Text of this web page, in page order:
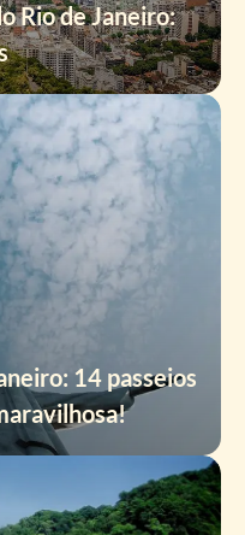
Rio de Janeiro:
14 passeios